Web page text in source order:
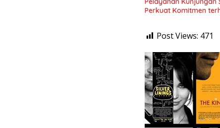
Perkuat Komitmen
Post Views: 471